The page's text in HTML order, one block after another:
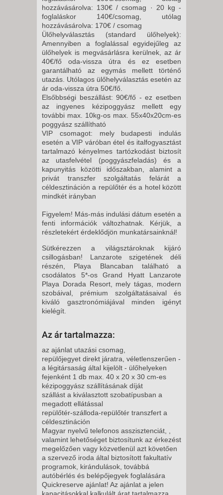
8 NAP / 7 ÉJSZAKA
2026. OKTÓBER 29.,
CSÜTÖRTÖK -
8 NAP / 7 ÉJSZAKA
2026. OKTÓBER 29.,
CSÜTÖRTÖK -
5 NAP / 4 ÉJSZAKA
2026. NOVEMBER 02., HÉTFŐ -
11 NAP / 10 ÉJSZAKA
2026. NOVEMBER 02., HÉTFŐ -
8 NAP / 7 ÉJSZAKA
2026. NOVEMBER 05.,
CSÜTÖRTÖK -
5 NAP / 4 ÉJSZAKA
2026. NOVEMBER 05.,
CSÜTÖRTÖK -
2026. NOVEMBER 09., HÉTFŐ -
11 NAP / 10 ÉJSZAKA
2026. NOVEMBER 09., HÉTFŐ -
2026. NOVEMBER 12.,
5 NAP / 4 ÉJSZAKA
2026. NOVEMBER 12.,
CSÜTÖRTÖK -
8 NAP / 7 ÉJSZAKA
2026. NOVEMBER 16., HÉTFŐ -
8 NAP / 7 ÉJSZAKA
2026. NOVEMBER 16., HÉTFŐ -
11 NAP / 10 ÉJSZAKA
2026. NOVEMBER 19.,
hozzávásárolva: 130€ / csomag · 20 kg -
foglaláskor 140€/csomag, utólag
hozzávásárolva: 170€ / csomag
Ülőhelyválasztás (standard ülőhelyek):
Amennyiben a foglalással egyidejűleg az
ülőhelyek is megvásárlásra kerülnek, az ár
40€/fő oda-vissza útra és ez esetben
garantálható az egymás mellett történő
utazás. Utólagos ülőhelyválasztás esetén az
ár oda-vissza útra 50€/fő.
Elsőbbségi beszállást: 90€/fő - ez esetben
az ingyenes kézipoggyász mellett egy
további max. 10kg-os max. 55x40x20cm-es
poggyász szállítható
VIP csomagot: mely budapesti indulás
esetén a VIP váróban étel és italfogyasztást
tartalmazó kényelmes tartózkodást biztosít
az utasfelvétel (poggyászfeladás) és a
kapunyitás közötti időszakban, alamint a
privát transzfer szolgáltatás felárát a
céldesztináción a repülőtér és a hotel között
mindkét irányban
Figyelem! Más-más indulási dátum esetén a
fenti információk változhatnak. Kérjük, a
részletekért érdeklődjön munkatársainknál!
Sütkérezzen a világsztároknak kijáró
csillogásban! Lanzarote szigetének déli
részén, Playa Blancaban található a
csodálatos 5*-os Grand Hyatt Lanzarote
Playa Dorada Resort, mely tágas, modern
szobáival, prémium szolgáltatásaival és
kiváló gasztronómiájával minden igényt
kielégít.
Az ár tartalmazza:
az ajánlat utazási csomag,
repülőjegyet direkt járatra, véletlenszerűen -
a légitársaság által kijelölt - ülőhelyeken
fejenként 1 db max. 40 x 20 x 30 cm-es
kézipoggyász szállításának díját
szállást a kiválasztott szobatípusban a
megadott ellátással
repülőtér-szálloda-repülőtér transzfert a
céldesztináción
Magyar nyelvű telefonos asszisztenciát, ,
valamint lehetőséget biztosítunk az érkezést
megelőzően vagy közvetlenül azt követően
a szervező iroda által biztosított fakultatív
programok, kirándulások, továbbá
autóbérlés és belépőjegyek foglalására
Quickreserve ajánlat! Az ajánlat a jelen